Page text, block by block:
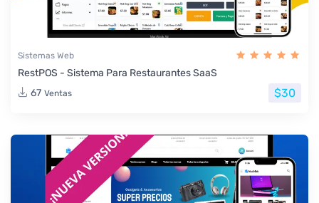
Sistemas Web
RestPOS - Sistema Para Restaurantes SaaS
67 Ventas $30